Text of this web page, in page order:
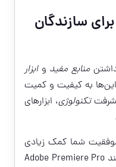
سازندگان
منابع مفید وابزار
به کیفیت و کمیت
تکنولوژی، ابزارهای
شما کمک زیادی
کند. نرم‌افزارهای ویرایش ویدیو مانند Adobe Premiere Pro